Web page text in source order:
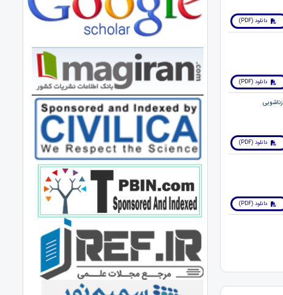
دانلود (PDF)
دانلود (PDF)
دانلود (PDF)
دانلود (PDF)